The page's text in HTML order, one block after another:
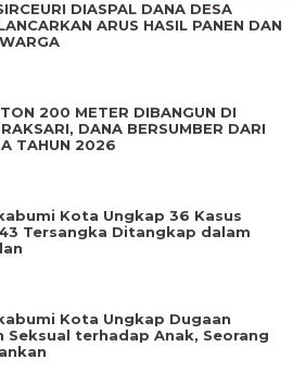
DIASPAL DANA DESA
ARUS HASIL PANEN DAN
200 METER DIBANGUN DI
DANA BERSUMBER DARI
TAHUN 2026
Kota Ungkap 36 Kasus
Tersangka Ditangkap dalam
Kota Ungkap Dugaan
Seksual terhadap Anak, Seorang